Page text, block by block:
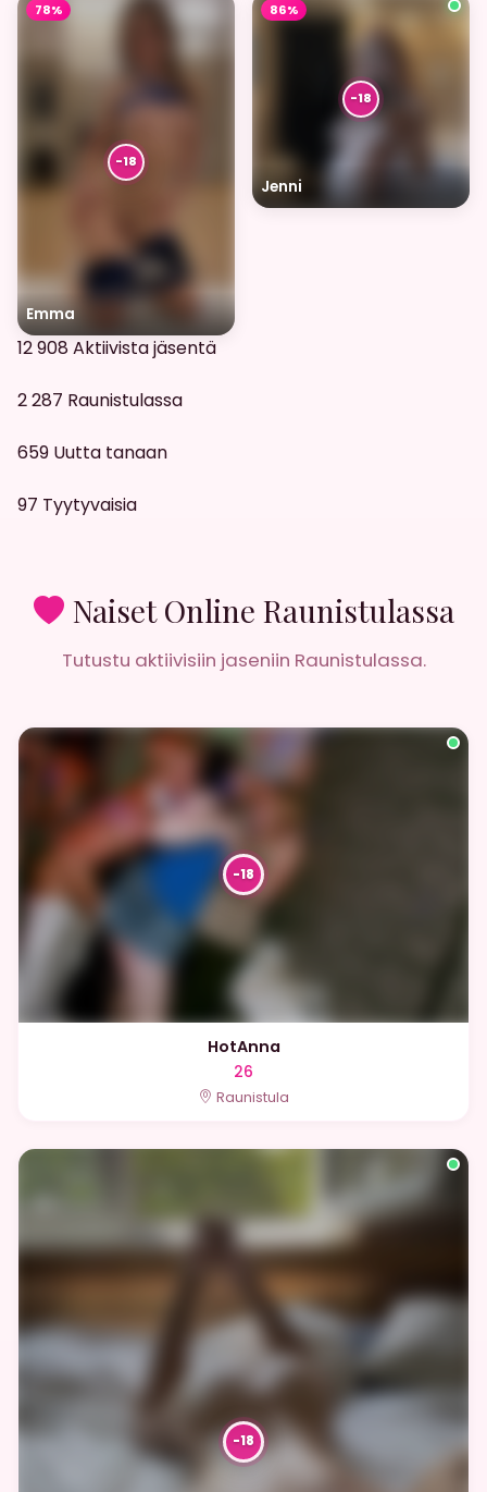
Emma
78%
Jenni
86%
12 908Aktiivista jäsentä
2 287 Raunistulassa
659 Uutta tanaan
97 Tyytyvaisia
Naiset Online Raunistulassa
Tutustu aktiivisiin jaseniin Raunistulassa.
HotAnna
26
Raunistula